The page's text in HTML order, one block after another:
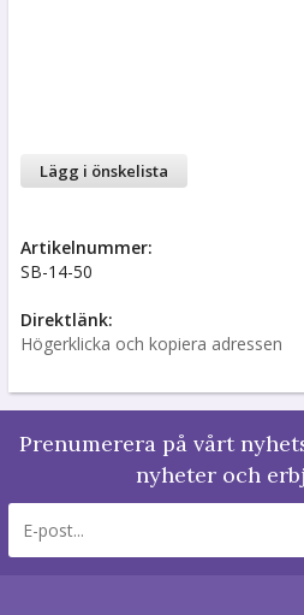
Lägg i önskelista
Artikelnummer:
SB-14-50
Direktlänk:
Högerklicka och kopiera adressen
Prenumerera på vårt
nyheter och